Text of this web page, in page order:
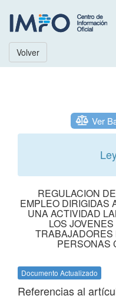
Volver
Ver
REGULACION
EMPLEO DIRIGIDAS
UNA ACTIVIDAD
LOS
TRABAJADORES
PERSONAS
Documento Actualizado
Referencias al